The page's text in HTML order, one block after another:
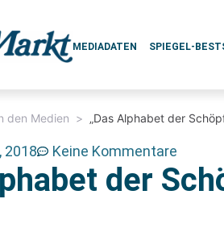
MEDIADATEN SPIEGEL-
den Medien > „Das Alphabet der
2018 Keine Kommentare
der